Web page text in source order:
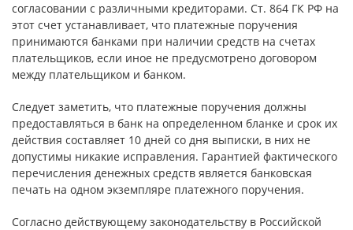
согласовании с различными кредиторами. Ст. 864 ГК РФ на
этот счет устанавливает, что платежные поручения
принимаются банками при наличии средств на счетах
плательщиков, если иное не предусмотрено договором
между плательщиком и банком.
Следует заметить, что платежные поручения должны
предоставляться в банк на определенном бланке и срок их
действия составляет 10 дней со дня выписки, в них не
допустимы никакие исправления. Гарантией фактического
перечисления денежных средств является банковская
печать на одном экземпляре платежного поручения.
Согласно действующему законодательству в Российской